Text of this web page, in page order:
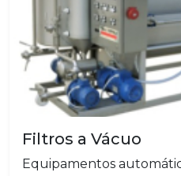
Filtros a Vácuo
Equipamentos